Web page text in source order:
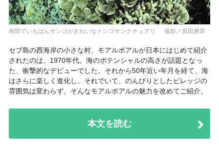
南部でいちばんサンゴがきれいなトンゴサンクチュアリ 撮影／原田雅章
セブ島の西海岸の小さな村、モアルボアルが日本にはじめて紹介
されたのは、1970年代。海のポテンシャルの高さが話題となっ
た、衝撃的なデビューでした。それから50年近い年月を経て、海
はさらに楽しく進化し、それでいて、のんびりとしたビレッジの
雰囲気は変わらず。そんなモアルボアルの魅力を改めてご紹介。
本文を読む